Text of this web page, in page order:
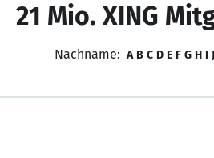
21 Mio. XING
Nachname: A B C D E F G H I J